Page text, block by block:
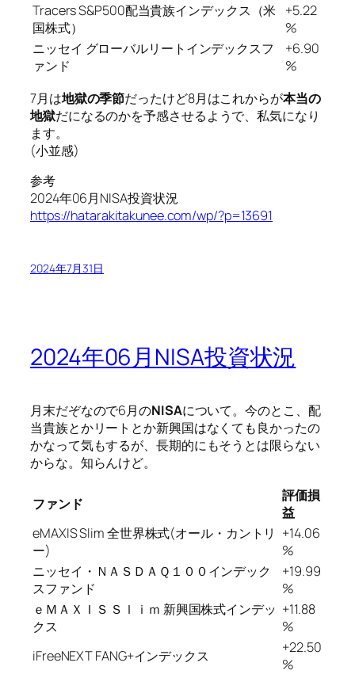
Tracers S&P500配当貴族インデックス（米
国株式）
+5.22
%
ニッセイ グローバルリートインデックスフ
ァンド
+6.90
%
7月は地獄の季節だったけど8月はこれからが本当の
地獄だになるのかを予感させるようで、私気になり
ます。
(小並感)
参考
2024年06月NISA投資状況
https://hatarakitakunee.com/wp/?p=13691
2024年7月31日
2024年06月NISA投資状況
月末だぞなので6月のNISAについて。今のとこ、配
当貴族とかリートとか新興国はなくても良かったの
かなって気もするが、長期的にもそうとは限らない
からな。知らんけど。
ファンド
評価損
益
eMAXIS Slim 全世界株式(オール・カントリ
ー)
+14.06
%
ニッセイ・ＮＡＳＤＡＱ１００インデック
スファンド
+19.99
%
ｅＭＡＸＩＳ Ｓｌｉｍ 新興国株式インデッ
クス
+11.88
%
iFreeNEXT FANG+インデックス
+22.50
%